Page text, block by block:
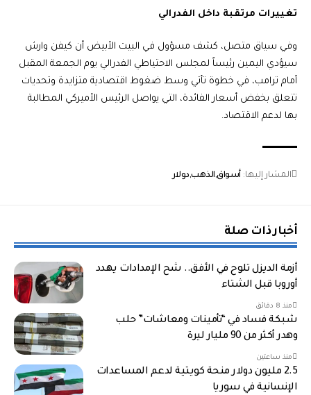
تغييرات مرتقبة داخل الفدرالي
وفي سياق متصل، كشف مسؤول في البيت الأبيض أن كيفن وارش
سيؤدي اليمين رئيساً لمجلس الاحتياطي الفدرالي يوم الجمعة المقبل
أمام ترامب، في خطوة تأتي وسط ضغوط اقتصادية متزايدة وتحديات
تتعلق بخفض أسعار الفائدة، التي يواصل الرئيس الأميركي المطالبة
بها لدعم الاقتصاد.
المشار إليها: أسواق الذهب دولار
أخبار ذات صلة
أزمة الديزل تلوح في الأفق.. شح الإمدادات يهدد
أوروبا قبل الشتاء
منذ 8 دقائق
شبكة فساد في “تأمينات ومعاشات” حلب
وهدر أكثر من 90 مليار ليرة
منذ ساعتين
2.5 مليون دولار منحة كويتية لدعم المساعدات
الإنسانية في سوريا